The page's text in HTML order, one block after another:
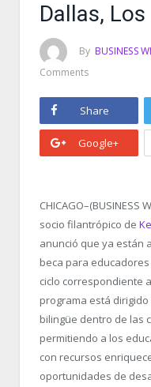
Dallas,
By BUSINESS
Comments
Share
Google+
CHICAGO–(BUSINESS
socio filantrópico de
anunció que ya están
beca para
ciclo correspondiente
programa está
bilingüe dentro de las
permitiendo a los
con recursos
oportunidades de